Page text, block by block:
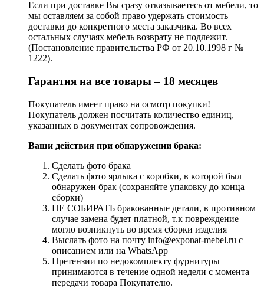
Если при доставке Вы сразу отказываетесь от мебели, то
мы оставляем за собой право удержать стоимость
доставки до конкретного места заказчика. Во всех
остальных случаях мебель возврату не подлежит.
(Постановление правительства РФ от 20.10.1998 г №
1222).
Гарантия на все товары – 18 месяцев
Покупатель имеет право на осмотр покупки!
Покупатель должен посчитать количество единиц,
указанных в документах сопровождения.
Ваши действия при обнаружении брака:
Сделать фото брака
Сделать фото ярлыка с коробки, в которой был
обнаружен брак (сохраняйте упаковку до конца
сборки)
НЕ СОБИРАТЬ бракованные детали, в противном
случае замена будет платной, т.к повреждение
могло возникнуть во время сборки изделия
Выслать фото на почту info@exponat-mebel.ru с
описанием или на WhatsApp
Претензии по недокомплекту фурнитуры
принимаются в течение одной недели с момента
передачи товара Покупателю.